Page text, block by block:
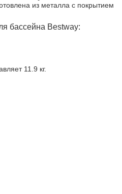
из металла с покрытием
бассейна Bestway:
11.9 кг.